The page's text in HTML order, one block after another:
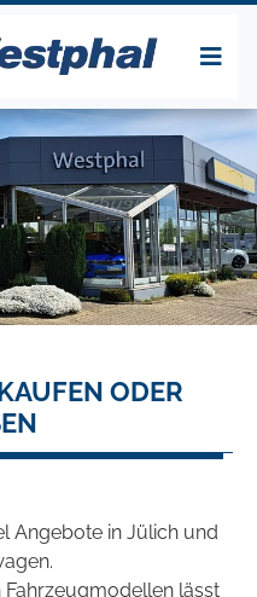
ODER
Angebote in Jülich und
lässt